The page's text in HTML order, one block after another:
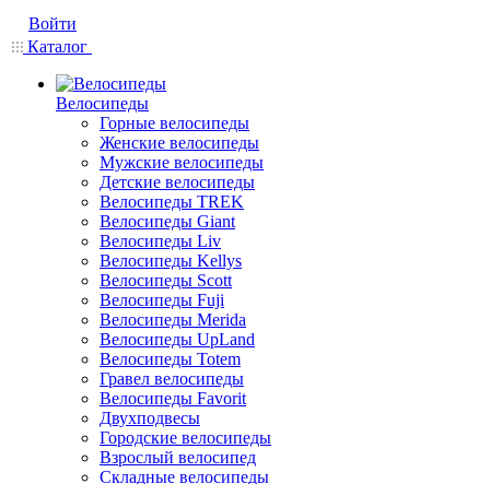
Войти
Каталог
Велосипеды
Горные велосипеды
Женские велосипеды
Мужские велосипеды
Детские велосипеды
Велосипеды TREK
Велосипеды Giant
Велосипеды Liv
Велосипеды Kellys
Велосипеды Scott
Велосипеды Fuji
Велосипеды Merida
Велосипеды UpLand
Велосипеды Totem
Гравел велосипеды
Велосипеды Favorit
Двухподвесы
Городские велосипеды
Взрослый велосипед
Складные велосипеды